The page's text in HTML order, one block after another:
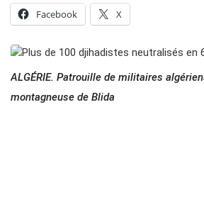
Facebook X
ALGÉRIE. Patrouille de militaires
montagneuse de Blida